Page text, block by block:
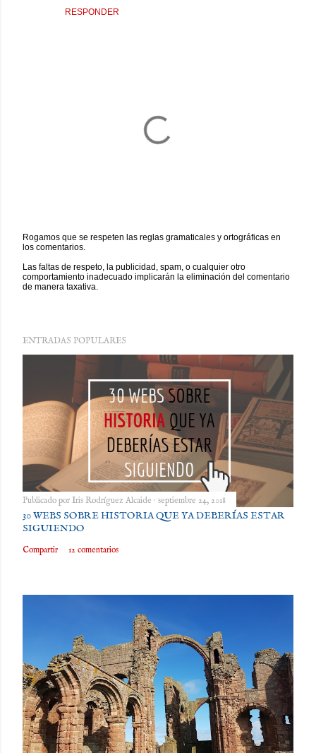
RESPONDER
P
b
l
i
n
o
a
r
o
Rogamos que se respeten las reglas gramaticales y ortográficas en
los comentarios.
Las faltas de respeto, la publicidad, spam, o cualquier otro
comportamiento inadecuado implicarán la eliminación del comentario
de manera taxativa.
ENTRADAS POPULARES
Publicado por Iris Rodríguez Alcaide septiembre 24, 2018
30 WEBS SOBRE HISTORIA QUE YA DEBERÍAS ESTAR
SIGUIENDO
Compartir 12 comentarios